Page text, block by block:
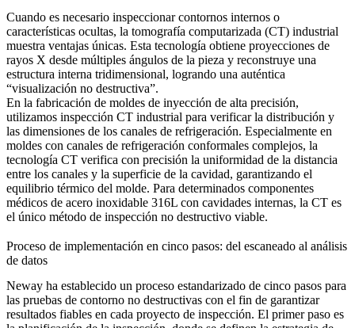
Cuando es necesario inspeccionar contornos internos o
características ocultas, la tomografía computarizada (CT) industrial
muestra ventajas únicas. Esta tecnología obtiene proyecciones de
rayos X desde múltiples ángulos de la pieza y reconstruye una
estructura interna tridimensional, logrando una auténtica
“visualización no destructiva”.
En la fabricación de moldes de inyección de alta precisión,
utilizamos inspección CT industrial para verificar la distribución y
las dimensiones de los canales de refrigeración. Especialmente en
moldes con canales de refrigeración conformales complejos, la
tecnología CT verifica con precisión la uniformidad de la distancia
entre los canales y la superficie de la cavidad, garantizando el
equilibrio térmico del molde. Para determinados componentes
médicos de acero inoxidable 316L con cavidades internas, la CT es
el único método de inspección no destructivo viable.
Proceso de implementación en cinco pasos: del escaneado al análisis
de datos
Neway ha establecido un proceso estandarizado de cinco pasos para
las pruebas de contorno no destructivas con el fin de garantizar
resultados fiables en cada proyecto de inspección. El primer paso es